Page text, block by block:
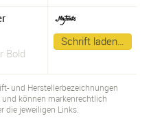
Bold
Schrift laden…
und Herstellerbezeichnungen
können markenrechtlich
die jeweiligen Links.